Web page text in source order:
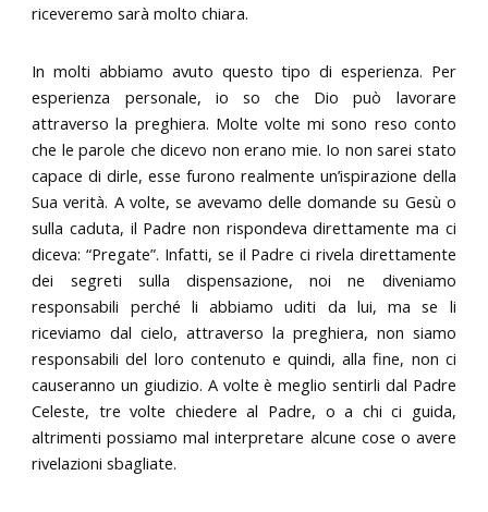
riceveremo sarà molto chiara.
In molti abbiamo avuto questo tipo di esperienza. Per
esperienza personale, io so che Dio può lavorare
attraverso la preghiera. Molte volte mi sono reso conto
che le parole che dicevo non erano mie. Io non sarei stato
capace di dirle, esse furono realmente un’ispirazione della
Sua verità. A volte, se avevamo delle domande su Gesù o
sulla caduta, il Padre non rispondeva direttamente ma ci
diceva: “Pregate”. Infatti, se il Padre ci rivela direttamente
dei segreti sulla dispensazione, noi ne diveniamo
responsabili perché li abbiamo uditi da lui, ma se li
riceviamo dal cielo, attraverso la preghiera, non siamo
responsabili del loro contenuto e quindi, alla fine, non ci
causeranno un giudizio. A volte è meglio sentirli dal Padre
Celeste, tre volte chiedere al Padre, o a chi ci guida,
altrimenti possiamo mal interpretare alcune cose o avere
rivelazioni sbagliate.